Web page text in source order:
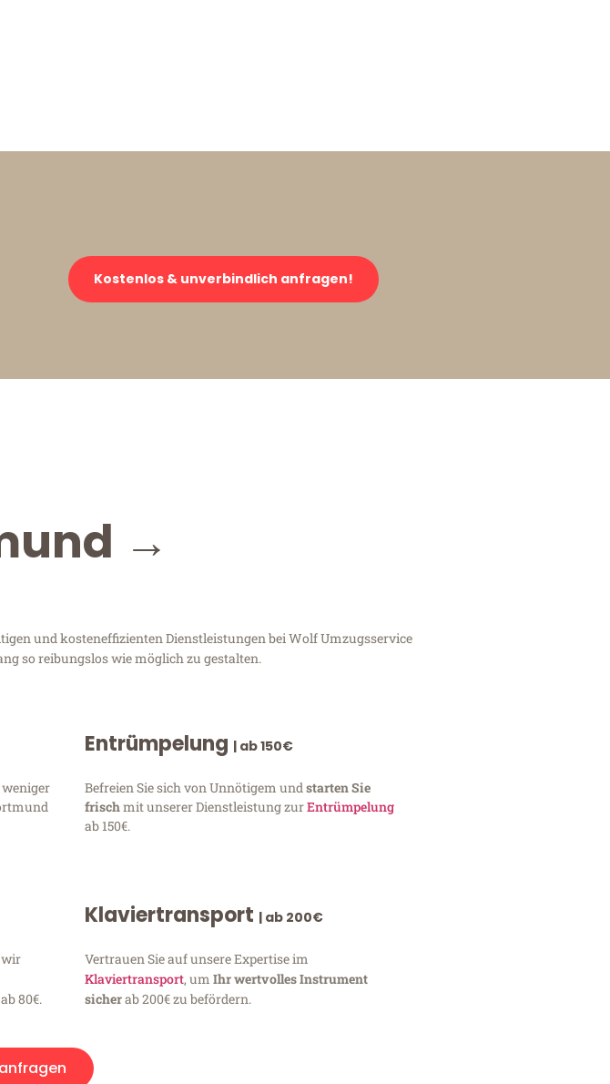
Kostenlos & unverbindlich anfragen!
→
und kosteneffizienten Dienstleistungen bei Wolf Umzugsservice
so reibungslos wie möglich zu gestalten.
Entrümpelung | ab 150€
Befreien Sie sich von Unnötigem undstarten Sie
frischmit unserer Dienstleistung zurEntrümpelung
ab 150€.
wir
80€.
Klaviertransport | ab 200€
Vertrauen Sie auf unsere Expertise im
Klaviertransport, um Ihr wertvolles Instrument
sicherab 200€ zu befördern.